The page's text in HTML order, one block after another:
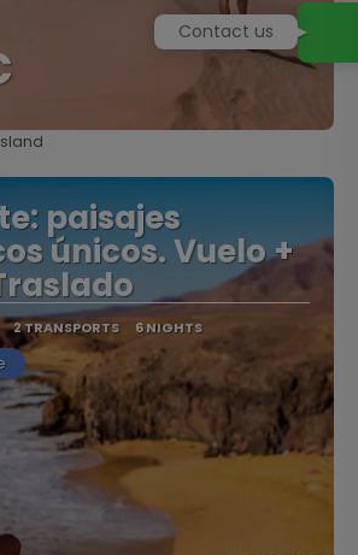
paisajes
únicos. Vuelo +
2 TRANSPORTS 6 NIGHTS
Contact us